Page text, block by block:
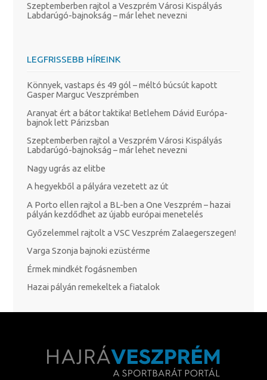
Szeptemberben rajtol a Veszprém Városi Kispályás
Labdarúgó-bajnokság – már lehet nevezni
LEGFRISSEBB HÍREINK
Könnyek, vastaps és 49 gól – méltó búcsút kapott
Gasper Marguc Veszprémben
Aranyat ért a bátor taktika! Betlehem Dávid Európa-
bajnok lett Párizsban
Szeptemberben rajtol a Veszprém Városi Kispályás
Labdarúgó-bajnokság – már lehet nevezni
Nagy ugrás az elitbe
A hegyekből a pályára vezetett az út
A Porto ellen rajtol a BL-ben a One Veszprém – hazai
pályán kezdődhet az újabb európai menetelés
Győzelemmel rajtolt a VSC Veszprém Zalaegerszegen!
Varga Szonja bajnoki ezüstérme
Érmek mindkét fogásnemben
Hazai pályán remekeltek a fiatalok